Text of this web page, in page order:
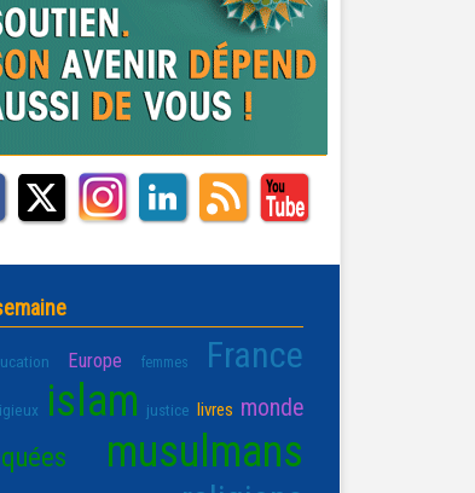
Europe femmes France
islam justice livres monde
musulmans